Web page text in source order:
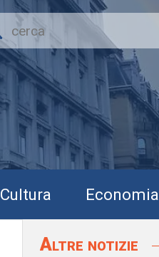
Cultura Economia
Altre notizie